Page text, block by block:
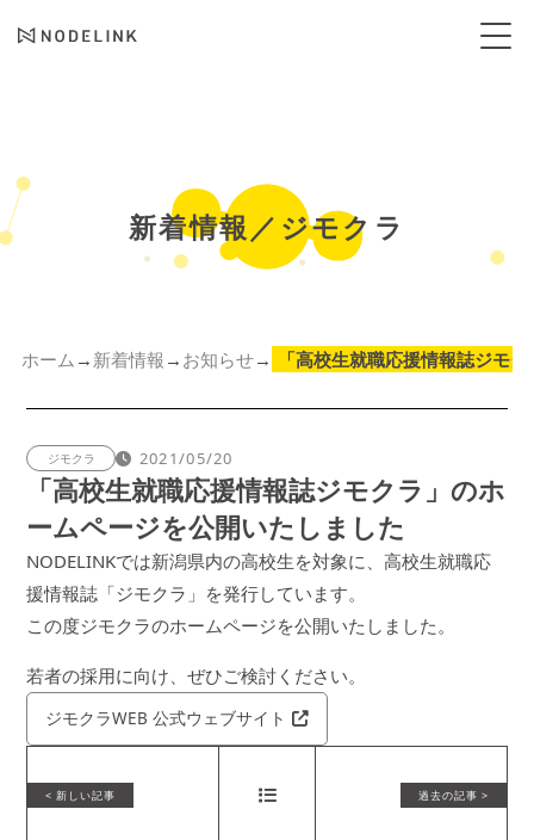
新着情報／ジモクラ
ホーム → 新着情報 → お知らせ→ 「高校生就職応援情報誌ジモ
「高校生就職応援情報誌ジモクラ」のホ
ームページを公開いたしました
ジモクラ 2021/05/20
NODELINKでは新潟県内の高校生を対象に、高校生就職応
援情報誌「ジモクラ」を発行しています。
この度ジモクラのホームページを公開いたしました。
若者の採用に向け、ぜひご検討ください。
ジモクラWEB 公式ウェブサイト